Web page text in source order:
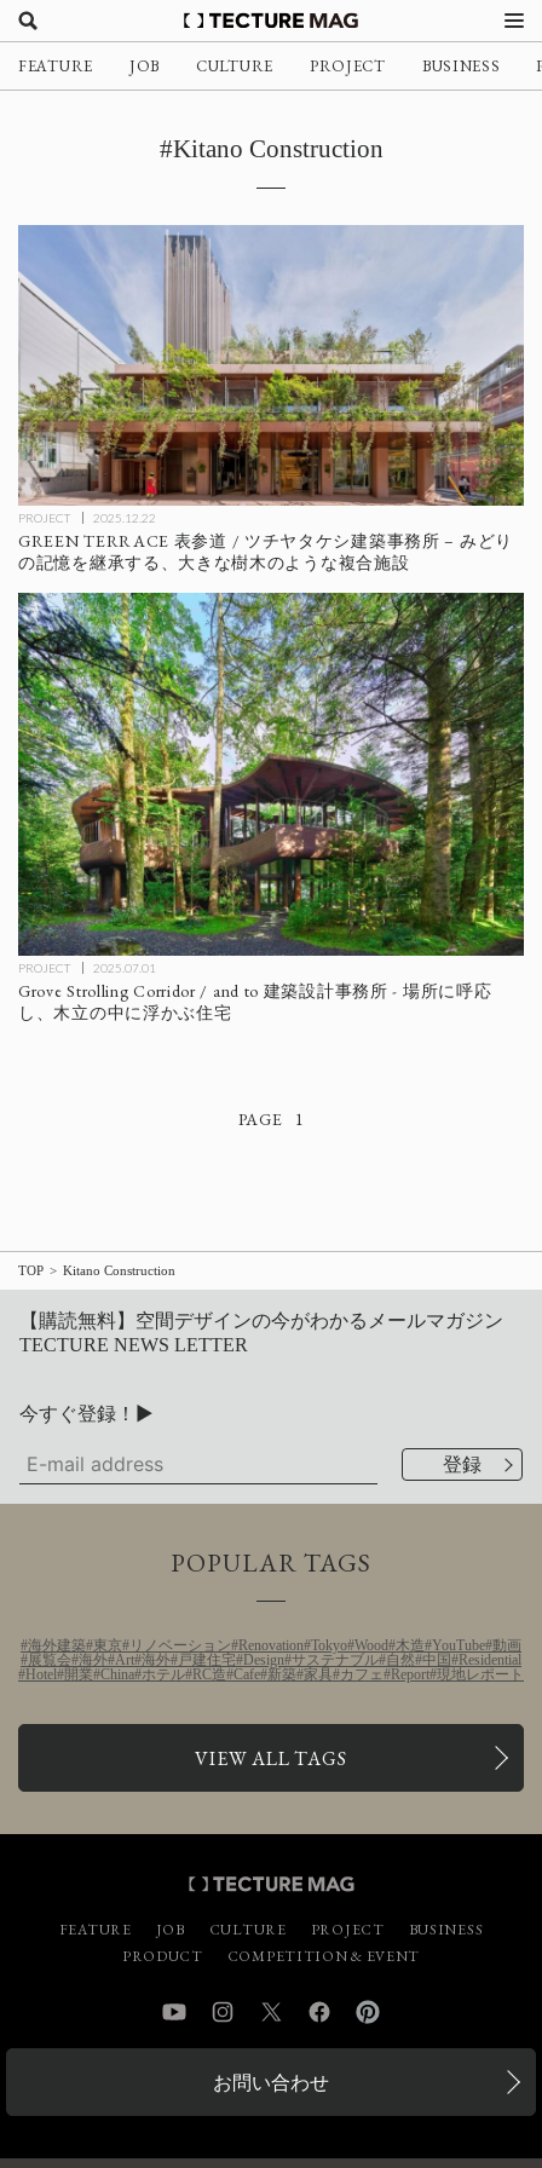
FEATURE JOB CULTURE PROJECT BUSINESS
#Kitano Construction
PROJECT 2025.12.22
GREEN TERRACE 表参道 / ツチヤタケシ建築事務所 – みどり
の記憶を継承する、大きな樹木のような複合施設
PROJECT 2025.07.01
Grove Strolling Corridor / and to 建築設計事務所 - 場所に呼応
し、木立の中に浮かぶ住宅
1
TOP Kitano Construction
【購読無料】空間デザインの今がわかるメールマガジン
TECTURE NEWS LETTER
今すぐ登録！▶
POPULAR TAGS
海外建築 東京 リノベーション Renovation Tokyo Wood 木造 YouTube 動画
展覧会 海外 Art 海外 戸建住宅 Design サステナブル 自然 中国
Residential
Hotel 開業 China ホテル RC造 Cafe 新築 家具 カフェ Report 現地レポート
VIEW ALL TAGS
FEATURE JOB CULTURE PROJECT
BUSINESS
PRODUCT
COMPETITION & EVENT
YouTube InstagramTwitter Facebook
お問い合わせ